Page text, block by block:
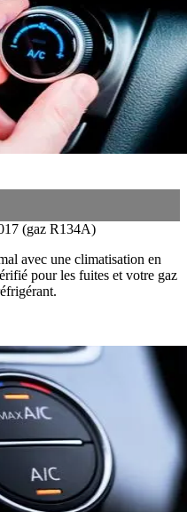
(gaz R134A)
avec une climatisation en
pour les fuites et votre gaz